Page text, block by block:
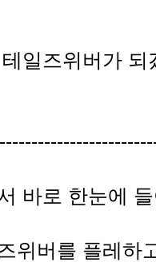
일즈위버가 되
바로 한눈에
위버를 플레하